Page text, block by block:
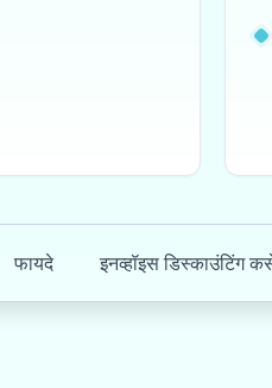
फायदे इनव्हॉइस डिस्काउंटिंग